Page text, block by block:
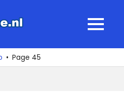
MENU
Page 45